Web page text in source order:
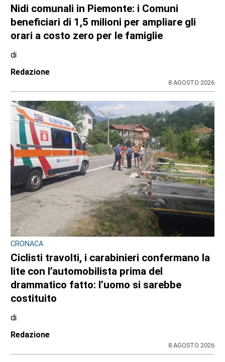
Nidi comunali in Piemonte: i Comuni
beneficiari di 1,5 milioni per ampliare gli
orari a costo zero per le famiglie
di
Redazione
8 AGOSTO 2026
CRONACA
Ciclisti travolti, i carabinieri confermano la
lite con l’automobilista prima del
drammatico fatto: l’uomo si sarebbe
costituito
di
Redazione
8 AGOSTO 2026